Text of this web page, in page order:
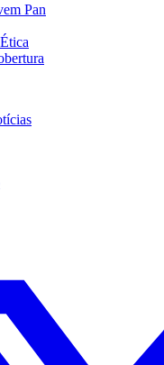
Pan